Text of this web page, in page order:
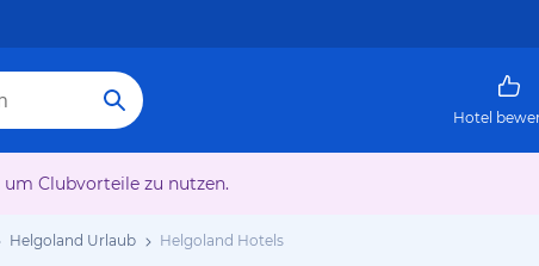
Hotel
um Clubvorteile zu nutzen.
Helgoland Urlaub Helgoland Hotels